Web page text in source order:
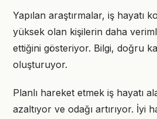
Yapılan araştırmalar, iş hayatı
yüksek olan kişilerin daha
ettiğini gösteriyor. Bilgi, doğru
oluşturuyor.
Planlı hareket etmek iş hayatı
azaltıyor ve odağı artırıyor. İyi